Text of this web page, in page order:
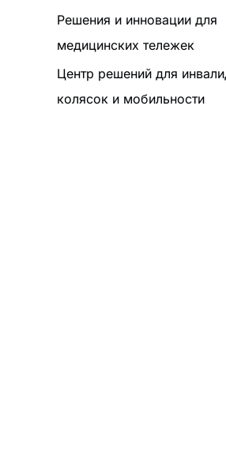
Решения и инновации для
медицинских тележек
Центр решений для
колясок и мобильности